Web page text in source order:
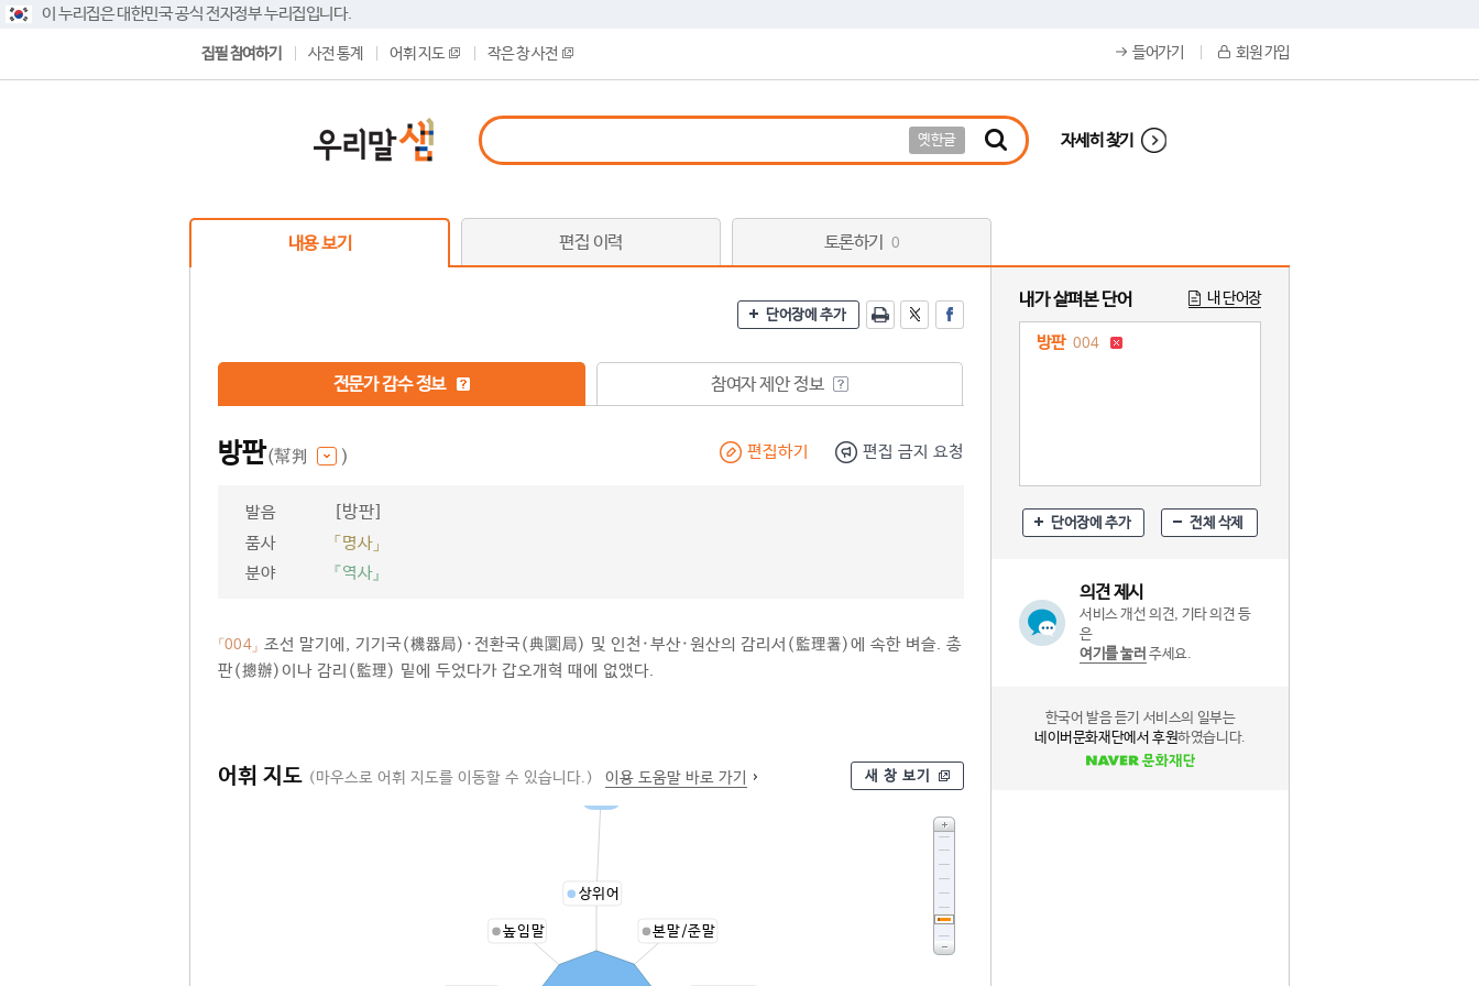
이 누리집은 대한민국 공식 전자정부 누리집입니다.
집필 참여하기 사전 통계 어휘 지도 작은 창 사전 들어가기 회원 가입
옛한글 자세히 찾기
내용 보기 편집 이력 토론하기 0
단어장에 추가
전문가 감수 정보 참여자 제안 정보
방판(幫判 ) 편집하기 편집 금지 요청
발음 [방판]
품사
「명사」
분야
『역사』
「004」 조선 말기에, 기기국(機器局)·전환국(典圜局) 및 인천·부산·원산의 감리서(監理署)에 속한 벼슬. 총
판(摠辦)이나 감리(監理) 밑에 두었다가 갑오개혁 때에 없앴다.
어휘 지도 (마우스로 어휘 지도를 이동할 수 있습니다.) 이용 도움말 바로 가기 새 창 보기
상위어
본말/준말
높임말
내가 살펴본 단어 내 단어장
방판 004
단어장에 추가 전체 삭제
의견 제시
서비스 개선 의견, 기타 의견 등
은
여기를 눌러 주세요.
한국어 발음 듣기 서비스의 일부는
네이버문화재단에서 후원하였습니다.